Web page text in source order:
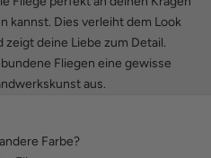
kannst. Dies verleiht dem Look
deine Liebe zum Detail.
Fliegen eine gewisse
aus.
Farbe?